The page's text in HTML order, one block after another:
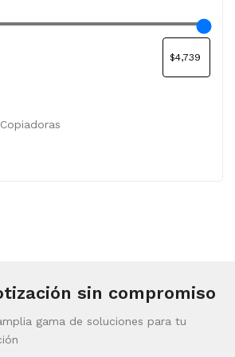
sin compromiso
gama de soluciones para tu